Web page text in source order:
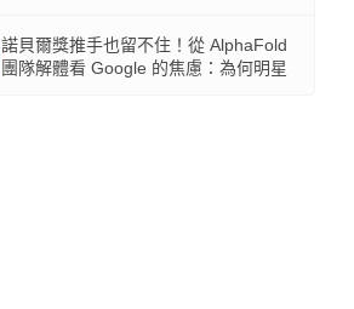
諾貝爾獎推手也留不住！從 AlphaFold
團隊解體看 Google 的焦慮：為何明星